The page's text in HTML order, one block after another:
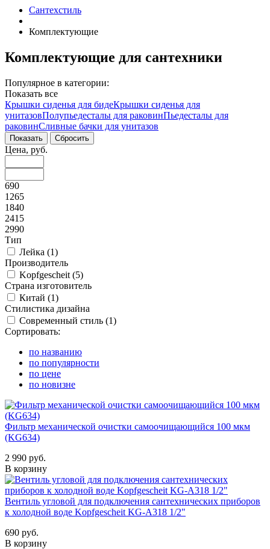
Сантехстиль
Комплектующие
Комплектующие для сантехники
Популярное в категории:
Показать все
Крышки сиденья для бидеКрышки сиденья для
унитазовПолупьедесталы для раковинПьедесталы для
раковинСливные бачки для унитазов
Цена, руб.
690
1265
1840
2415
2990
Тип
Лейка (1)
Производитель
Kopfgescheit (5)
Страна изготовитель
Китай (1)
Стилистика дизайна
Современный стиль (1)
Сортировать:
по названию
по популярности
по цене
по новизне
Фильтр механической очистки самоочищающийся 100 мкм
(KG634)
2 990 руб.
В корзину
Вентиль угловой для подключения сантехнических приборов
к холодной воде Kopfgescheit KG-A318 1/2"
690 руб.
В корзину